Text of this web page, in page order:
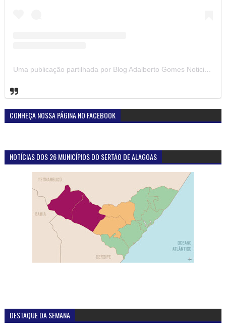
Uma publicação partilhada por Blog Adalberto Gomes Noticias (@blogadalbertogomesnoticiass)
CONHEÇA NOSSA PÁGINA NO FACEBOOK
NOTÍCIAS DOS 26 MUNICÍPIOS DO SERTÃO DE ALAGOAS
DESTAQUE DA SEMANA